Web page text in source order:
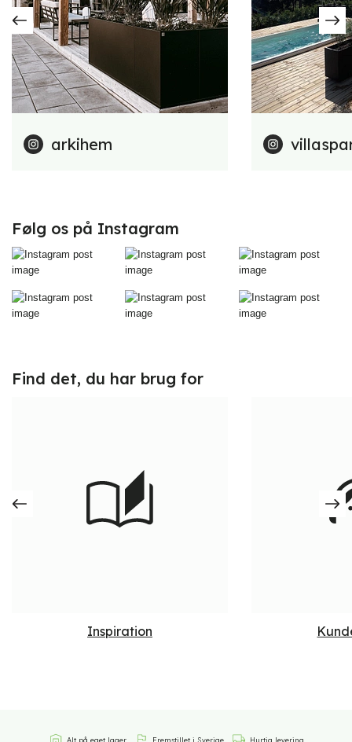
arkihem
Følg os på Instagram
Find det, du har brug for
Inspiration
Alt på eget lager Fremstillet i Sverige Hurtig levering